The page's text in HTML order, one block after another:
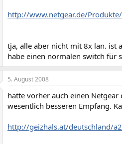
http://www.netgear.de/
tja, alle aber nicht mit 8x lan. ist
habe einen normalen switch für
5. August 2008
hatte vorher auch einen
wesentlich besseren Empfang.
http://geizhals.at/deutschland/